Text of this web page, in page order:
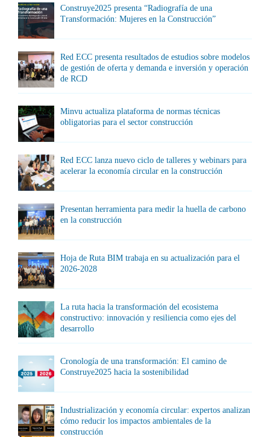
Construye2025 presenta “Radiografía de una
Transformación: Mujeres en la Construcción”
Red ECC presenta resultados de estudios sobre modelos
de gestión de oferta y demanda e inversión y operación
de RCD
Minvu actualiza plataforma de normas técnicas
obligatorias para el sector construcción
Red ECC lanza nuevo ciclo de talleres y webinars para
acelerar la economía circular en la construcción
Presentan herramienta para medir la huella de carbono
en la construcción
Hoja de Ruta BIM trabaja en su actualización para el
2026-2028
La ruta hacia la transformación del ecosistema
constructivo: innovación y resiliencia como ejes del
desarrollo
Cronología de una transformación: El camino de
Construye2025 hacia la sostenibilidad
Industrialización y economía circular: expertos analizan
cómo reducir los impactos ambientales de la
construcción